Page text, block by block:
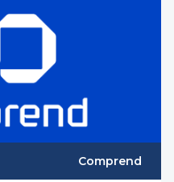
Comprend